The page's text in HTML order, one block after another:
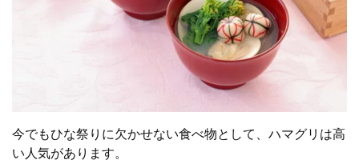
今でもひな祭りに欠かせない食べ物として、ハマグリは高
い人気があります。